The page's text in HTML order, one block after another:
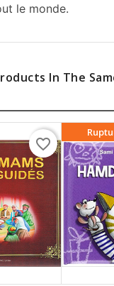
le monde.
In The
favorite_border